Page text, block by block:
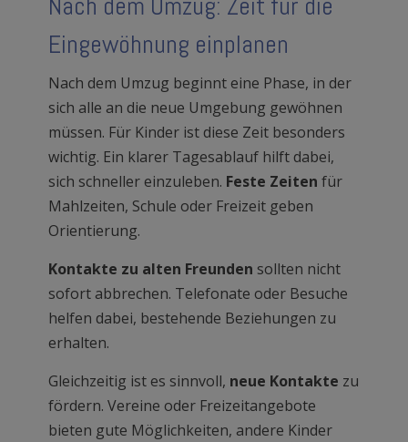
Eingewöhnung einplanen
Nach dem Umzug beginnt eine Phase, in der
sich alle an die neue Umgebung gewöhnen
müssen. Für Kinder ist diese Zeit besonders
wichtig. Ein klarer Tagesablauf hilft dabei,
sich schneller einzuleben. Feste Zeiten für
Mahlzeiten, Schule oder Freizeit geben
Orientierung.
Kontakte zu alten Freunden sollten nicht
sofort abbrechen. Telefonate oder Besuche
helfen dabei, bestehende Beziehungen zu
erhalten.
Gleichzeitig ist es sinnvoll, neue Kontakte zu
fördern. Vereine oder Freizeitangebote
bieten gute Möglichkeiten, andere Kinder